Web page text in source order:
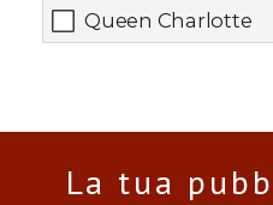
Queen Charlotte
La tua